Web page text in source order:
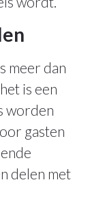
meer dan
is een
worden
gasten
delen met